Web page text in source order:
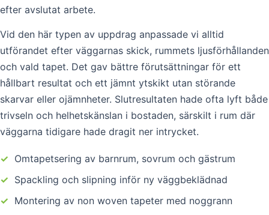
efter avslutat arbete.
Vid den här typen av uppdrag anpassade vi alltid
utförandet efter väggarnas skick, rummets ljusförhållanden
och vald tapet. Det gav bättre förutsättningar för ett
hållbart resultat och ett jämnt ytskikt utan störande
skarvar eller ojämnheter. Slutresultaten hade ofta lyft både
trivseln och helhetskänslan i bostaden, särskilt i rum där
väggarna tidigare hade dragit ner intrycket.
✓ Omtapetsering av barnrum, sovrum och gästrum
✓ Spackling och slipning inför ny väggbeklädnad
✓ Montering av non woven tapeter med noggrann